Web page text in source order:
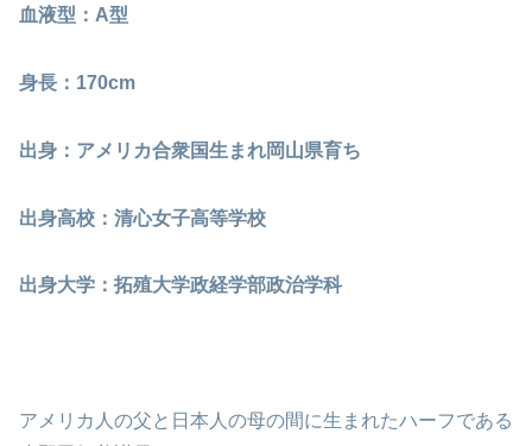
血液型：A型
身長：170cm
出身：アメリカ合衆国生まれ岡山県育ち
出身高校：清心女子高等学校
出身大学：拓殖大学政経学部政治学科
アメリカ人の父と日本人の母の間に生まれたハーフである